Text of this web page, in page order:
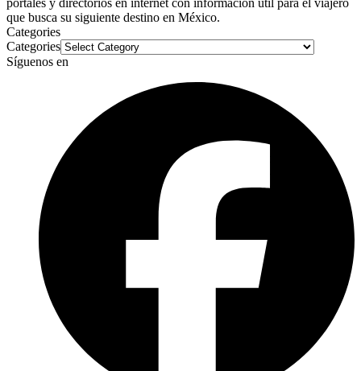
portales y directorios en internet con información util para el viajero
que busca su siguiente destino en México.
Categories
Categories
Síguenos en